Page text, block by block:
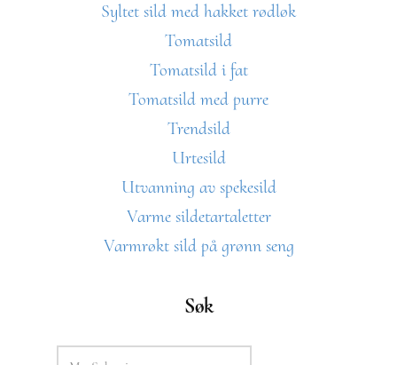
Syltet sild med hakket rødløk
Tomatsild
Tomatsild i fat
Tomatsild med purre
Trendsild
Urtesild
Utvanning av spekesild
Varme sildetartaletter
Varmrøkt sild på grønn seng
Søk